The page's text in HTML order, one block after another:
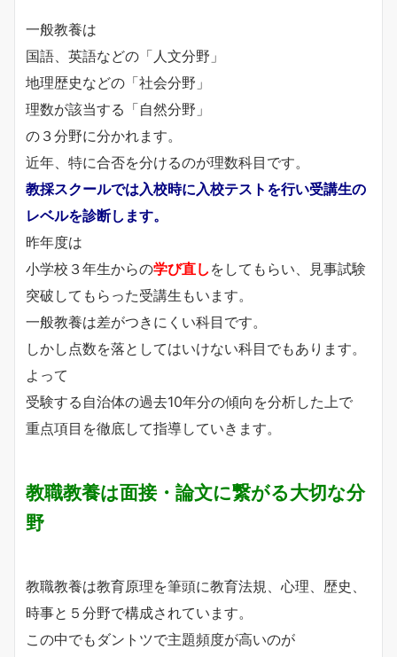
一般教養は
国語、英語などの「人文分野」
地理歴史などの「社会分野」
理数が該当する「自然分野」
の３分野に分かれます。
近年、特に合否を分けるのが理数科目です。
教採スクールでは入校時に入校テストを行い受講生の
レベルを診断します。
昨年度は
小学校３年生からの学び直し をしてもらい、見事試験
突破してもらった受講生もいます。
一般教養は差がつきにくい科目です。
しかし点数を落としてはいけない科目でもあります。
よって
受験する自治体の過去10年分の傾向を分析した上で
重点項目を徹底して指導していきます。
教職教養は面接・論文に繋がる大切な分
野
教職教養は教育原理を筆頭に教育法規、心理、歴史、
時事と５分野で構成されています。
この中でもダントツで主題頻度が高いのが